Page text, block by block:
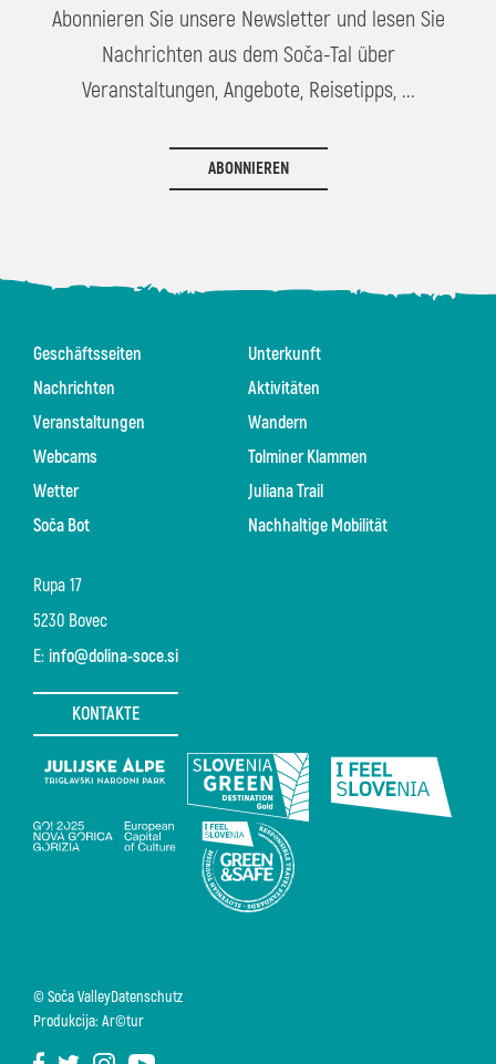
Abonnieren Sie unsere Newsletter und lesen Sie
Nachrichten aus dem Soča-Tal über
Veranstaltungen, Angebote, Reisetipps, ...
ABONNIEREN
Rupa 17
5230 Bovec
E: info@dolina-soce.si
KONTAKTE
Geschäftsseiten
Nachrichten
Veranstaltungen
Webcams
Wetter
Soča Bot
Unterkunft
Aktivitäten
Wandern
Tolminer Klammen
Juliana Trail
Nachhaltige Mobilität
© Soča ValleyDatenschutz
Produkcija: Ar©tur